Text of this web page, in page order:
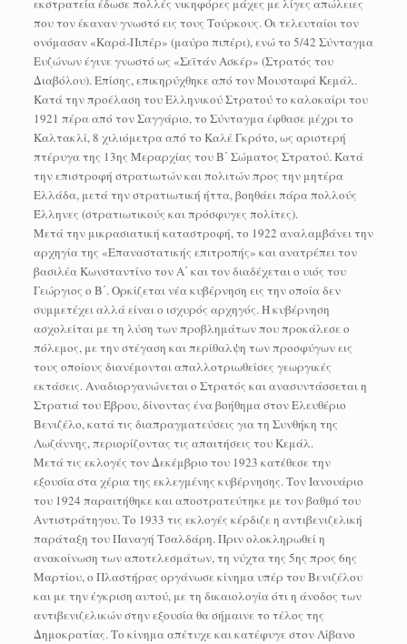
εκστρατεία έδωσε πολλές νικηφόρες μάχες με λίγες απώλειες
που τον έκαναν γνωστό εις τους Τούρκους. Οι τελευταίοι τον
ονόμασαν «Καρά-Πιπέρ» (μαύρο πιπέρι), ενώ το 5/42 Σύνταγμα
Ευζώνων έγινε γνωστό ως «Σεϊτάν Ασκέρ» (Στρατός του
Διαβόλου). Επίσης, επικηρύχθηκε από τον Μουσταφά Κεμάλ.
Κατά την προέλαση του Ελληνικού Στρατού το καλοκαίρι του
1921 πέρα από τον Σαγγάριο, το Σύνταγμα έφθασε μέχρι το
Καλτακλί, 8 χιλιόμετρα από το Καλέ Γκρότο, ως αριστερή
πτέρυγα της 13ης Μεραρχίας του Β΄ Σώματος Στρατού. Κατά
την επιστροφή στρατιωτών και πολιτών προς την μητέρα
Ελλάδα, μετά την στρατιωτική ήττα, βοηθάει πάρα πολλούς
Έλληνες (στρατιωτικούς και πρόσφυγες πολίτες).
Μετά την μικρασιατική καταστροφή, το 1922 αναλαμβάνει την
αρχηγία της «Επαναστατικής επιτροπής» και ανατρέπει τον
βασιλέα Κωνσταντίνο τον Α΄ και τον διαδέχεται ο υιός του
Γεώργιος ο Β΄. Ορκίζεται νέα κυβέρνηση εις την οποία δεν
συμμετέχει αλλά είναι ο ισχυρός αρχηγός. Η κυβέρνηση
ασχολείται με τη λύση των προβλημάτων που προκάλεσε ο
πόλεμος, με την στέγαση και περίθαλψη των προσφύγων εις
τους οποίους διανέμονται απαλλοτριωθείσες γεωργικές
εκτάσεις. Aναδιοργανώνεται ο Στρατός και ανασυντάσσεται η
Στρατιά του Έβρου, δίνοντας ένα βοήθημα στον Ελευθέριο
Βενιζέλο, κατά τις διαπραγματεύσεις για τη Συνθήκη της
Λωζάννης, περιορίζοντας τις απαιτήσεις του Κεμάλ.
Μετά τις εκλογές τον Δεκέμβριο του 1923 κατέθεσε την
εξουσία στα χέρια της εκλεγμένης κυβέρνησης. Τον Ιανουάριο
του 1924 παραιτήθηκε και αποστρατεύτηκε με τον βαθμό του
Αντιστράτηγου. Το 1933 τις εκλογές κέρδιζε η αντιβενιζελική
παράταξη του Παναγή Τσαλδάρη. Πριν ολοκληρωθεί η
ανακοίνωση των αποτελεσμάτων, τη νύχτα της 5ης προς 6ης
Μαρτίου, ο Πλαστήρας οργάνωσε κίνημα υπέρ του Βενιζέλου
και με την έγκριση αυτού, με τη δικαιολογία ότι η άνοδος των
αντιβενιζελικών στην εξουσία θα σήμαινε το τέλος της
Δημοκρατίας. Το κίνημα απέτυχε και κατέφυγε στον Λίβανο